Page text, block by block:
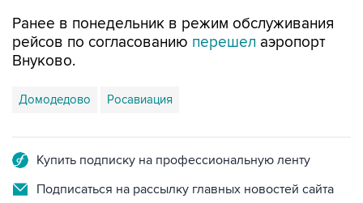
Ранее в понедельник в режим обслуживания
рейсов по согласованию перешел аэропорт
Внуково.
Домодедово Росавиация
Купить подписку на профессиональную ленту
Подписаться на рассылку главных новостей сайта